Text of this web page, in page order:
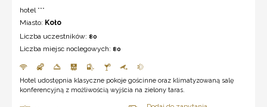
hotel ***
Miasto: Koło
Liczba uczestników: 80
Liczba miejsc noclegowych: 80
Hotel udostępnia klasyczne pokoje gościnne oraz klimatyzowaną salę
konferencyjną z możliwością wyjścia na zielony taras.